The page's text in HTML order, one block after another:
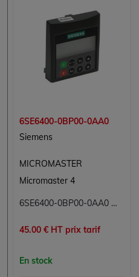
6SE6400-0BP00-0AA0
Siemens
MICROMASTER
Micromaster 4
6SE6400-0BP00-0AA0 Micromaster Siemens
45.00 € HT prix tarif
En stock